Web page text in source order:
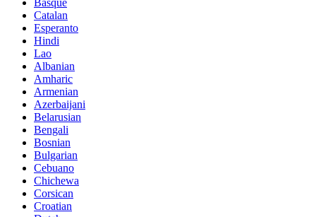
Basque
Catalan
Esperanto
Hindi
Lao
Albanian
Amharic
Armenian
Azerbaijani
Belarusian
Bengali
Bosnian
Bulgarian
Cebuano
Chichewa
Corsican
Croatian